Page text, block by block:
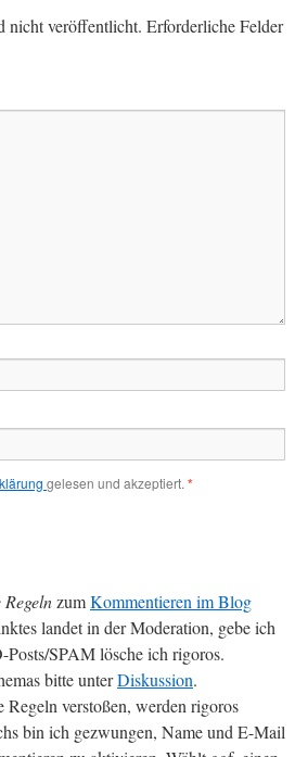
nicht veröffentlicht. Erforderliche Felder
gelesen und akzeptiert. *
zumKommentieren im Blog
landet in der Moderation, gebe ich
Posts/SPAM lösche ich rigoros.
bitte unterDiskussion.
Regeln verstoßen, werden rigoros
bin ich gezwungen, Name und E-Mail